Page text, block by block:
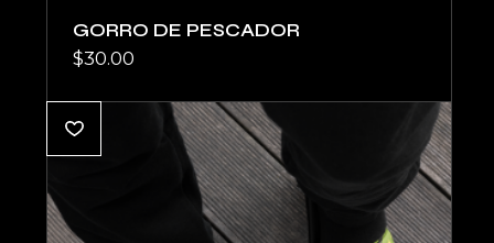
GORRO DE PESCADOR
$30.00